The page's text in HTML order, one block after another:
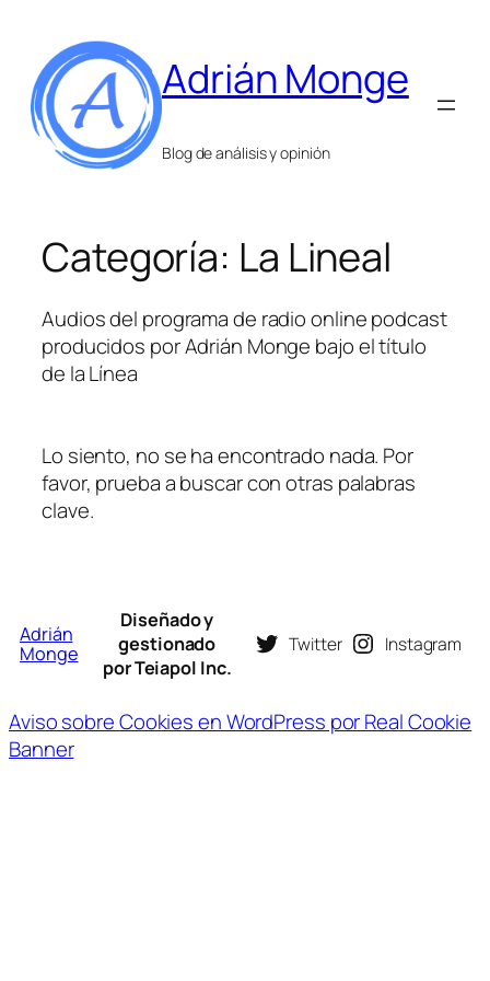
contenido
Adrián Monge
Blog de análisis y opinión
Categoría: La Lineal
Audios del programa de radio online podcast
producidos por Adrián Monge bajo el título
de la Línea
Lo siento, no se ha encontrado nada. Por
favor, prueba a buscar con otras palabras
clave.
Adrián
Monge
Diseñado y
gestionado
por Teiapol Inc.
Twitter Instagram
Aviso sobre Cookies en WordPress por Real Cookie
Banner